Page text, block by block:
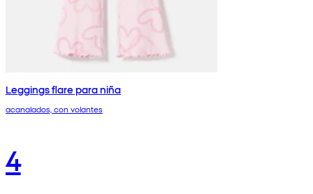
Leggings flare para niña
acanalados, con volantes
4